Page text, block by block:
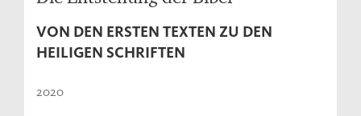
VON DEN ERSTEN TEXTEN ZU DEN
HEILIGEN SCHRIFTEN
2020